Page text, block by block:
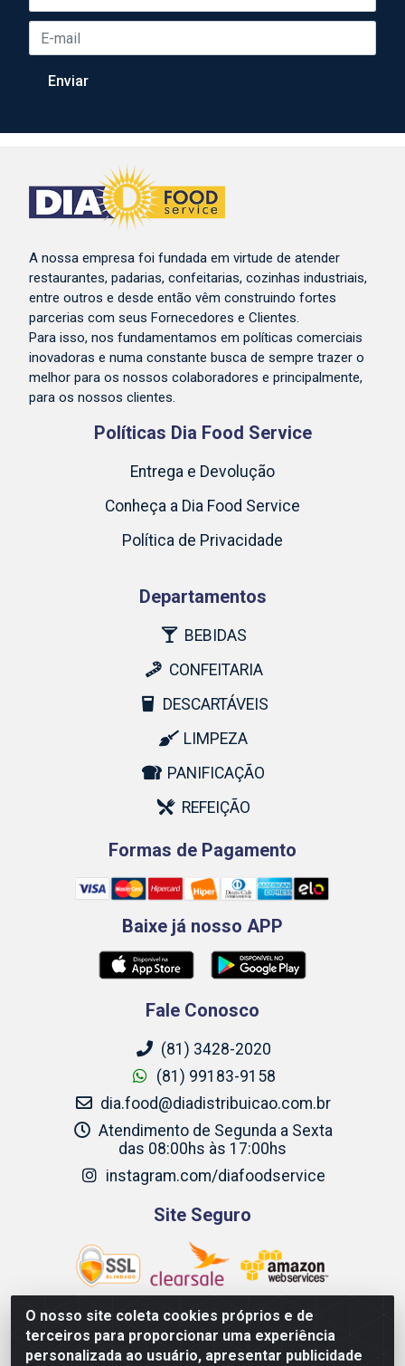
O nosso site coleta cookies próprios e de
terceiros para proporcionar uma experiência
personalizada ao usuário, apresentar publicidade
A nossa empresa foi fundada em virtude de atender
restaurantes, padarias, confeitarias, cozinhas industriais,
entre outros e desde então vêm construindo fortes
parcerias com seus Fornecedores e Clientes.
Para isso, nos fundamentamos em políticas comerciais
inovadoras e numa constante busca de sempre trazer o
melhor para os nossos colaboradores e principalmente,
para os nossos clientes.
Políticas Dia Food Service
Entrega e Devolução
Conheça a Dia Food Service
Política de Privacidade
Departamentos
BEBIDAS
CONFEITARIA
DESCARTÁVEIS
LIMPEZA
PANIFICAÇÃO
REFEIÇÃO
Formas de Pagamento
Baixe já nosso APP
Fale Conosco
(81) 3428-2020
(81) 99183-9158
dia.food@diadistribuicao.com.br
Atendimento de Segunda a Sexta
das 08:00hs às 17:00hs
instagram.com/diafoodservice
Site Seguro
Dia Food Service - Rodovia BR 232 KM 22,5 - Moreno/PE